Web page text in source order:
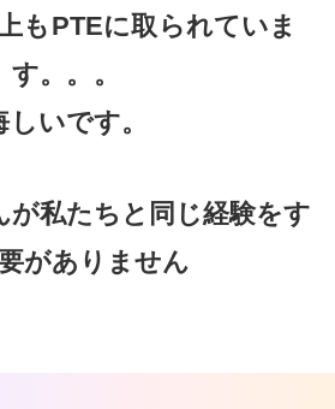
もPTEに取られていま
す。。。
しいです。
が私たちと同じ経験をす
がありません